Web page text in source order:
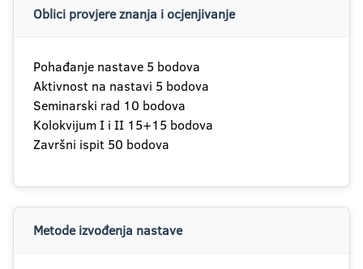
Oblici provjere znanja i ocjenjivanje
Pohađanje nastave 5 bodova
Aktivnost na nastavi 5 bodova
Seminarski rad 10 bodova
Kolokvijum I i II 15+15 bodova
Završni ispit 50 bodova
Metode izvođenja nastave